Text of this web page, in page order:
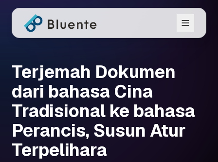
Terjemah Dokumen
dari bahasa Cina
Tradisional ke bahasa
Perancis, Susun Atur
Terpelihara